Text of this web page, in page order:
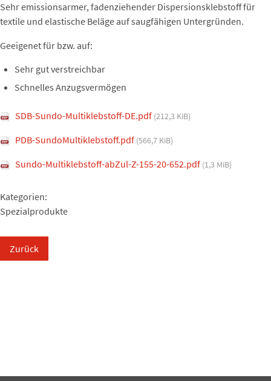
Sehr emissionsarmer, fadenziehender Dispersionsklebstoff für
textile und elastische Beläge auf saugfähigen Untergründen.
Geeigenet für bzw. auf:
Sehr gut verstreichbar
Schnelles Anzugsvermögen
SDB-Sundo-Multiklebstoff-DE.pdf (212,3 KiB)
PDB-SundoMultiklebstoff.pdf (566,7 KiB)
Sundo-Multiklebstoff-abZul-Z-155-20-652.pdf (1,3 MiB)
Kategorien:
Spezialprodukte
Zurück